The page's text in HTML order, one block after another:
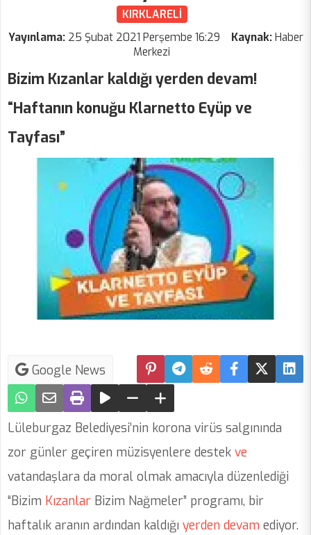
KIRKLARELİ
Yayınlama: 25 Şubat 2021 Perşembe 16:29 Kaynak: Haber
Merkezi
Bizim Kızanlar kaldığı yerden devam!
“Haftanın konuğu Klarnetto Eyüp ve
Tayfası”
Google News
Lüleburgaz Belediyesi’nin korona virüs salgınında
zor günler geçiren müzisyenlere destek ve
vatandaşlara da moral olmak amacıyla düzenlediği
“Bizim Kızanlar Bizim Nağmeler” programı, bir
haftalık aranın ardından kaldığı yerden devam ediyor.